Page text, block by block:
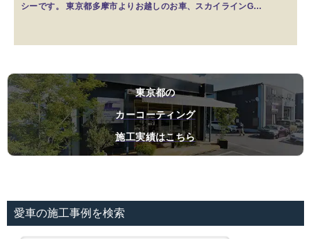
シーです。 東京都多摩市よりお越しのお車、スカイラインG…
東京都の
カーコーティング
施工実績はこちら
愛車の施工事例を検索